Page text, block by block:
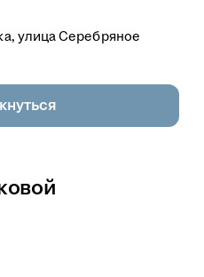
улица Серебряное